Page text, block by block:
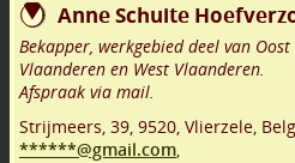
Anne Schuite
Bekapper, werkgebied deel van Oost
Vlaanderen en West Vlaanderen.
Afspraak via mail.
Strijmeers, 39, 9520, Vlierzele,
******@gmail.com,